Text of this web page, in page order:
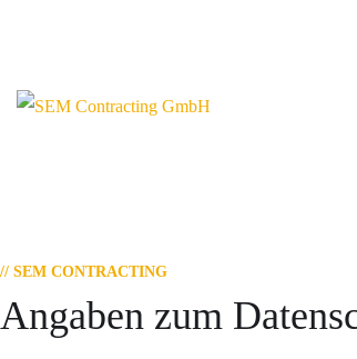
// SEM CONTRACTING
Angaben zum